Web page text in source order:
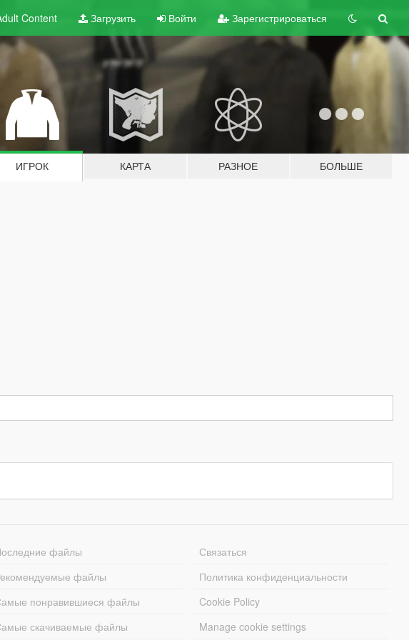
Content Загрузить Войти Зарегистрироваться
ИГРОК КАРТА РАЗНОЕ БОЛЬШЕ
файлы
файлы
понравившиеся файлы
скачиваемые файлы
Связаться
Политика конфиденциальности
Cookie Policy
Manage cookie settings